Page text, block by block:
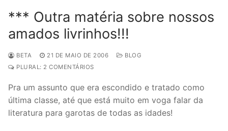
*** Outra matéria sobre nossos
amados livrinhos!!!
BETA 21 DE MAIO DE 2006
BLOG
PLURAL: 2 COMENTÁRIOS
Pra um assunto que era escondido e tratado como
última classe, até que está muito em voga falar da
literatura para garotas de todas as idades!